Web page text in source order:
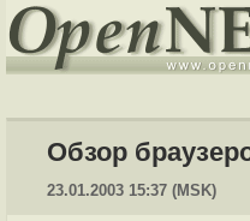
Обзор
23.01.2003 15:37 (MSK)